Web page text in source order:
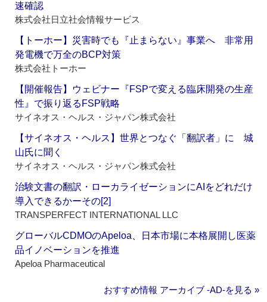
速確認
株式会社日立社会情報サービス
【トーホー】災害時でも『止まらない』事業へ 非常用
発電機で万全のBCP対策
株式会社トーホー
【開催報告】ウェビナー『FSPで変える臨床開発の生産
性』で振り返るFSP戦略
サイネオス・ヘルス・ジャパン株式会社
【サイネオス・ヘルス】世界とつなぐ「翻訳者」に 城
山氏に聞く
サイネオス・ヘルス・ジャパン株式会社
治験文書の翻訳・ローカライゼーションにAIをどれだけ
導入できるかーその[2]
TRANSPERFECT INTERNATIONAL LLC
グローバルCDMOのApeloa、日本市場に本格展開し医薬
品イノベーションを推進
Apeloa Pharmaceutical
おすすめ情報 アーカイブ ‐AD‐を見る »